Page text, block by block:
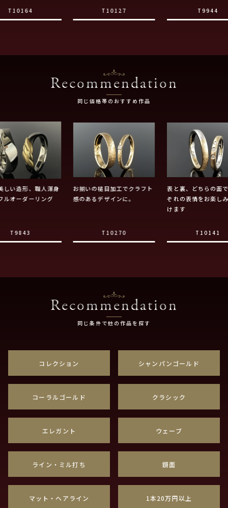
T10164 T10127 T9944
Recommendation
同じ価格帯のおすすめ作品
しい造形、職人渾身
ルオーダーリング
T9843
お揃いの槌目加工でクラフト
感のあるデザインに。
T10270
表と裏、どちらの面
ぞれの表情をお楽し
けます
T10141
Recommendation
同じ条件で他の作品を探す
コレクション シャンパンゴールド
コーラルゴールド クラシック
エレガント ウェーブ
ライン・ミル打ち 鏡面
マット・ヘアライン 1本20万円以上